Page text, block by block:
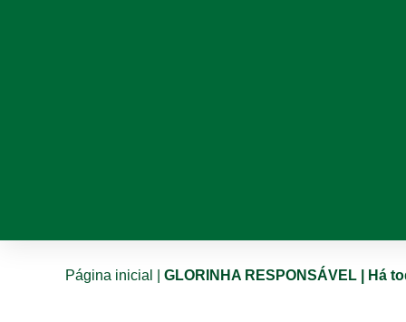
Página inicial GLORINHA RESPONSÁVEL | Há